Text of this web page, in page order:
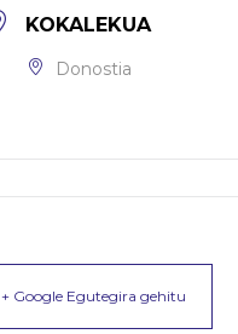
KOKALEKUA
Donostia
+ Google Egutegira gehitu